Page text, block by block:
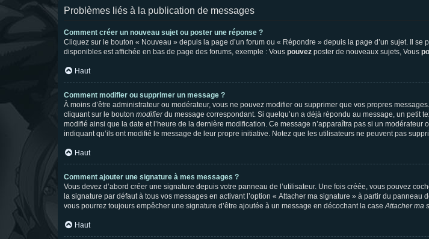
Problèmes liés à la publication de messages
Comment créer un nouveau sujet ou poster une réponse ?
Cliquez sur le bouton « Nouveau » depuis la page d’un forum ou « Répondre » depuis la page d’un sujet. Il
disponibles est affichée en bas de page des forums, exemple : Vous pouvez poster de nouveaux sujets, Vous
Haut
Comment modifier ou supprimer un message ?
À moins d’être administrateur ou modérateur, vous ne pouvez modifier ou supprimer que vos propres
cliquant sur le bouton modifierdu message correspondant. Si quelqu’un a déjà répondu au message, un petit
modifié ainsi que la date et l’heure de la dernière modification. Ce message n’apparaîtra pas si un
indiquant qu’ils ont modifié le message de leur propre initiative. Notez que les utilisateurs ne peuvent pas
Haut
Comment ajouter une signature à mes messages ?
Vous devez d’abord créer une signature depuis votre panneau de l’utilisateur. Une fois créée, vous pouvez
la signature par défaut à tous vos messages en activant l’option « Attacher ma signature » à partir du panneau
vous pourrez toujours empêcher une signature d’être ajoutée à un message en décochant la caseAttacher ma
Haut